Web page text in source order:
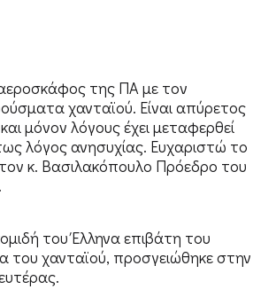
της ΠΑ με τον
χανταϊού. Είναι απύρετος
μόνον λόγους έχει μεταφερθεί
λόγος ανησυχίας. Ευχαριστώ το
κ. Βασιλακόπουλο Πρόεδρο του
του Έλληνα επιβάτη του
χανταϊού, προσγειώθηκε στην